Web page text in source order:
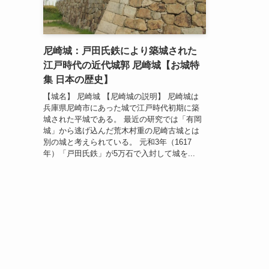
尼崎城：戸田氏鉄により築城された
江戸時代の近代城郭 尼崎城【お城特
集 日本の歴史】
【城名】 尼崎城 【尼崎城の説明】 尼崎城は
兵庫県尼崎市にあった城で江戸時代初期に築
城された平城である。 最近の研究では「有岡
城」から逃げ込んだ荒木村重の尼崎古城とは
別の城と考えられている。 元和3年（1617
年）「戸田氏鉄」が5万石で入封して城を...